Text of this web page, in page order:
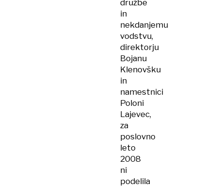
družbe
in
nekdanjemu
vodstvu,
direktorju
Bojanu
Klenovšku
in
namestnici
Poloni
Lajevec,
za
poslovno
leto
2008
ni
podelila